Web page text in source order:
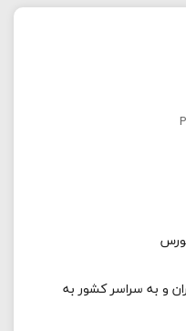
و به سراسر کشور به